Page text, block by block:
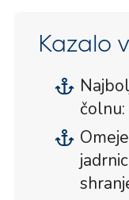
Kazalo
čolnu: